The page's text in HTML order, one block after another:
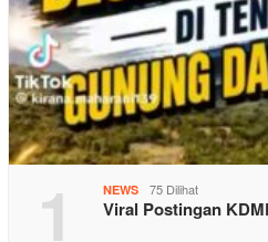
1 NEWS 75 Dilihat
Viral Postingan